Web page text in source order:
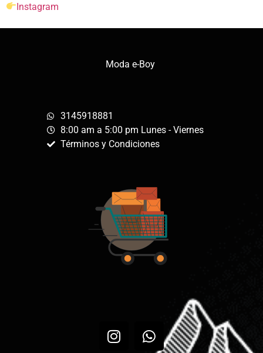
Instagram
Moda e-Boy
3145918881
8:00 am a 5:00 pm Lunes - Viernes
Términos y Condiciones